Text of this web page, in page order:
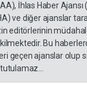
İhlas Haber Ajansı
ve diğer ajanslar
editörlerinin
Bu
geçen ajanslar olup